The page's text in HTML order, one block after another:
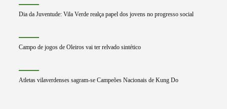
Dia da Juventude: Vila Verde realça papel dos jovens no progresso social
Campo de jogos de Oleiros vai ter relvado sintético
Atletas vilaverdenses sagram-se Campeões Nacionais de Kung Do